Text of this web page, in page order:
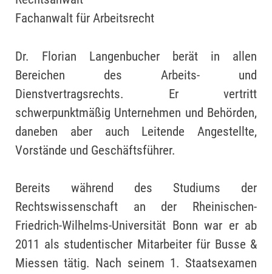
Fachanwalt für Arbeitsrecht
Dr. Florian Langenbucher berät in allen
Bereichen des Arbeits- und
Dienstvertragsrechts. Er vertritt
schwerpunktmäßig Unternehmen und Behörden,
daneben aber auch Leitende Angestellte,
Vorstände und Geschäftsführer.
Bereits während des Studiums der
Rechtswissenschaft an der Rheinischen-
Friedrich-Wilhelms-Universität Bonn war er ab
2011 als studentischer Mitarbeiter für Busse &
Miessen tätig. Nach seinem 1. Staatsexamen